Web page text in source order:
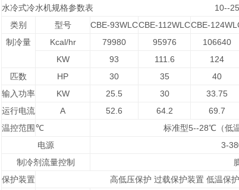
水冷式冷水机规格参数表 10--
类别
型号 CBE-93WLCCBE-112WLCCBE-
制冷量
Kcal/hr 79980 95976 106640
KW
93 111.6 124
匹数
HP 30 35 40
输入功率
KW 25.5 30 33.75
运行电流
A 52.6 64.2 69.7
温控范围℃
标准型5--28℃（低
电源
3-
制冷剂流量控制
保护装置
高低压保护 过载保护装置 低温保